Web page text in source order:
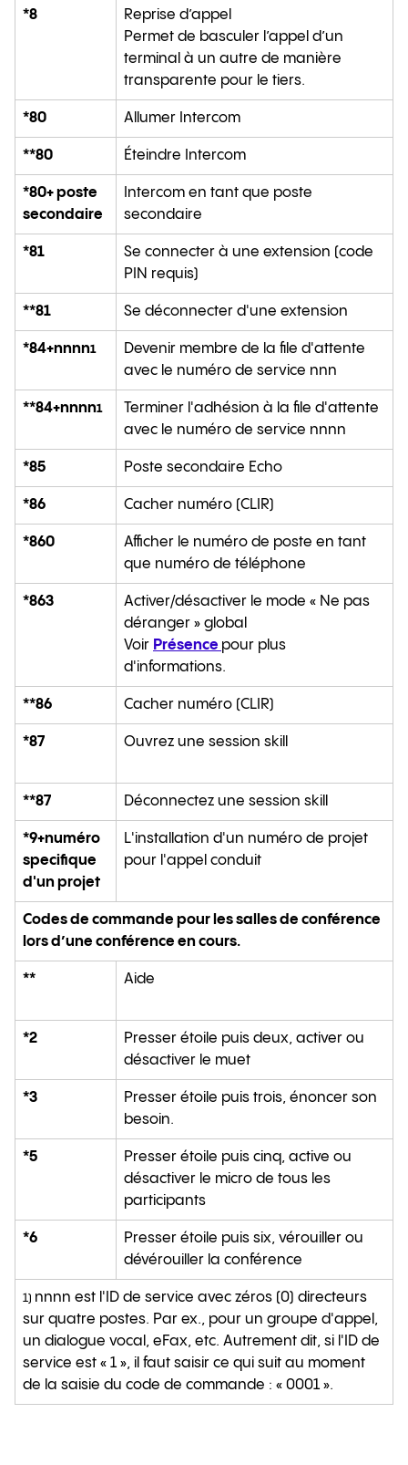
*8
Reprise d’appel
Permet de basculer l’appel d’un
terminal à un autre de manière
transparente pour le tiers.
*80 Allumer Intercom
**80 Éteindre Intercom
*80+ poste
secondaire
Intercom en tant que poste
secondaire
*81
Se connecter à une extension (code
PIN requis)
**81 Se déconnecter d'une extension
*84+nnnn1
Devenir membre de la file d'attente
avec le numéro de service nnn
**84+nnnn1
Terminer l'adhésion à la file d'attente
avec le numéro de service nnnn
*85 Poste secondaire Echo
*86 Cacher numéro (CLIR)
*860
Afficher le numéro de poste en tant
que numéro de téléphone
*863
Activer/désactiver le mode « Ne pas
déranger » global
Voir Présence pour plus
d'informations.
**86 Cacher numéro (CLIR)
*87 Ouvrez une session skill
**87 Déconnectez une session skill
*9+numéro
specifique
d'un projet
L'installation d'un numéro de projet
pour l'appel conduit
Codes de commande pour les salles de conférence
lors d’une conférence en cours.
** Aide
*2
Presser étoile puis deux, activer ou
désactiver le muet
*3
Presser étoile puis trois, énoncer son
besoin.
*5
Presser étoile puis cinq, active ou
désactiver le micro de tous les
participants
*6
Presser étoile puis six, vérouiller ou
dévérouiller la conférence
1) nnnn est l'ID de service avec zéros (0) directeurs
sur quatre postes. Par ex., pour un groupe d'appel,
un dialogue vocal, eFax, etc. Autrement dit, si l'ID de
service est « 1 », il faut saisir ce qui suit au moment
de la saisie du code de commande : « 0001 ».